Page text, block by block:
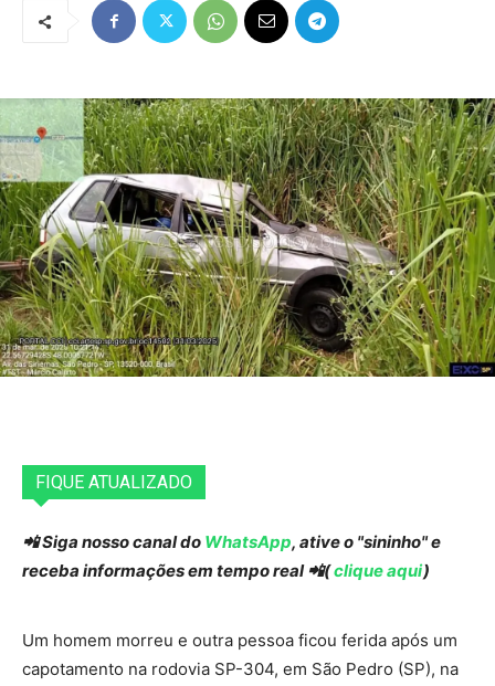
FIQUE ATUALIZADO
📲 Siga nosso canal do WhatsApp, ative o "sininho" e
receba informações em tempo real 📲(clique aqui)
Um homem morreu e outra pessoa ficou ferida após um
capotamento na rodovia SP-304, em São Pedro (SP), na